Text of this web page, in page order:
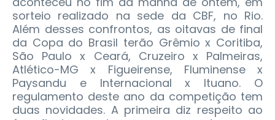
sorteio realizado na sede da CBF, no Rio.
Além desses confrontos, as oitavas de final
da Copa do Brasil terão Grêmio x Coritiba,
São Paulo x Ceará, Cruzeiro x Palmeiras,
Atlético-MG x Figueirense, Fluminense x
Paysandu e Internacional x Ituano. O
regulamento deste ano da competição tem
duas novidades. A primeira diz respeito ao